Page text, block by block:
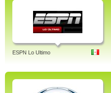
ESPN Lo Ultimo